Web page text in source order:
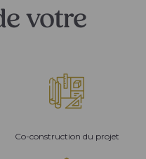
votre
Co-construction du projet